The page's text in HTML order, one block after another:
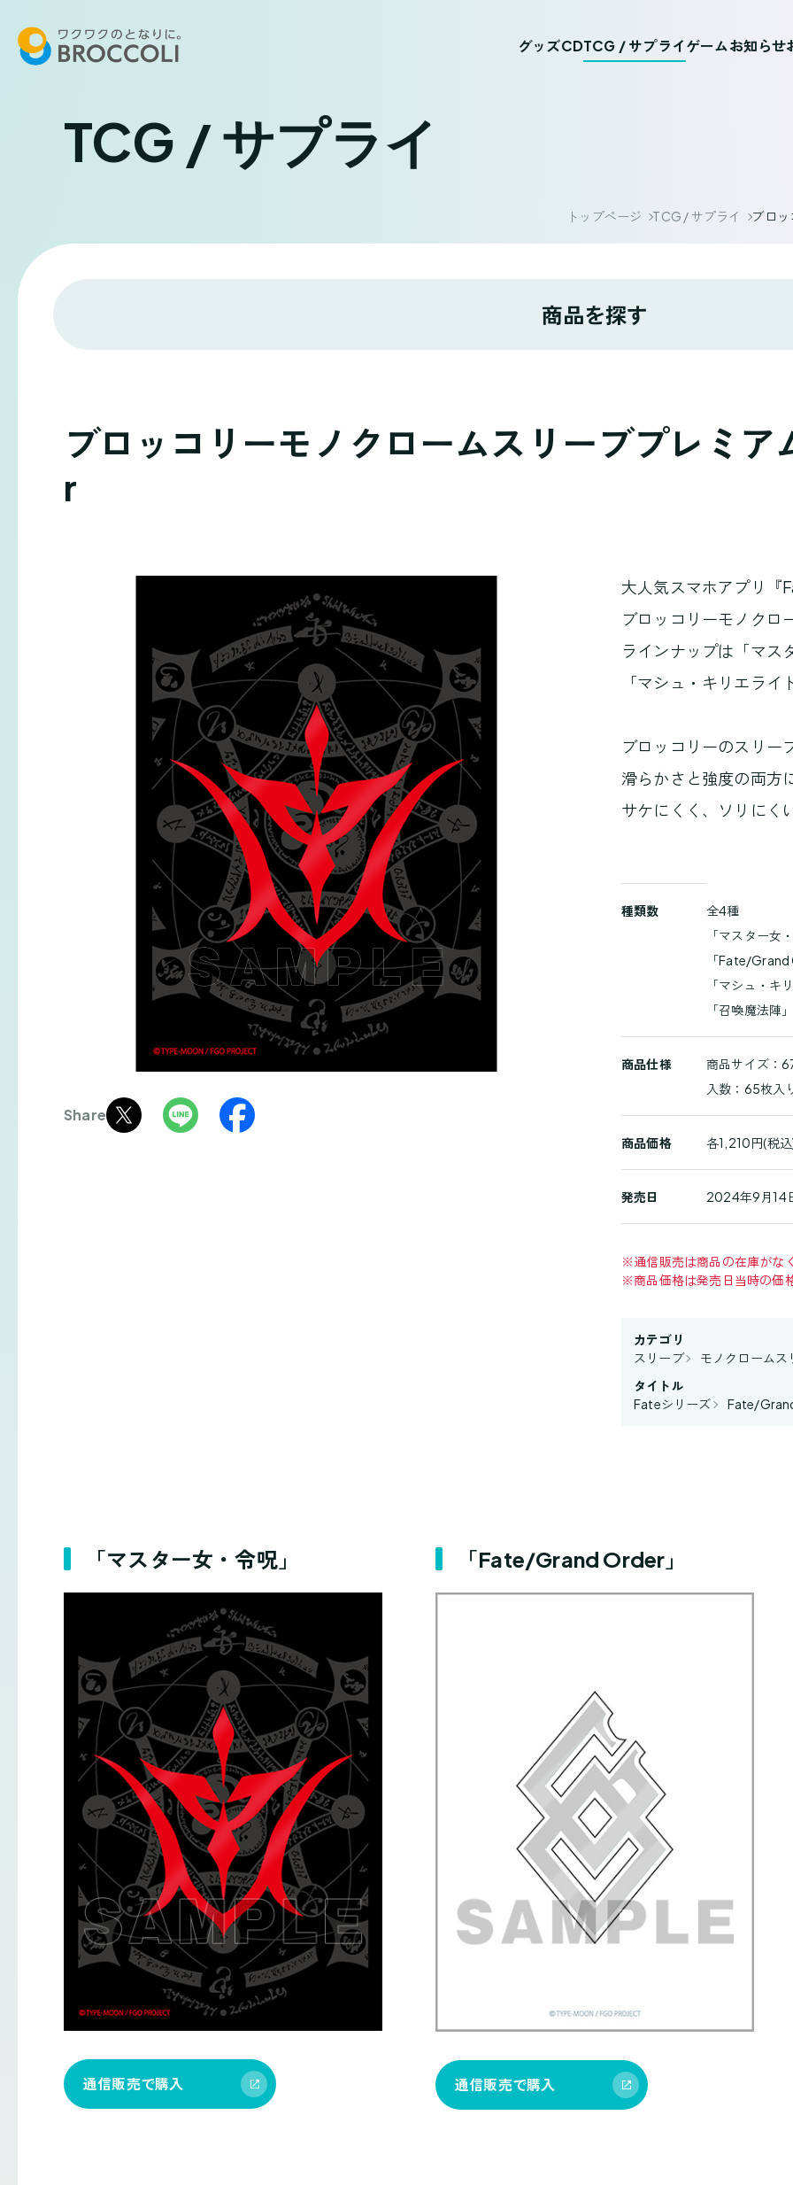
グッズCDTCG / サプライゲームお知らせ
TCG / サプライ
トップページ TCG / サプライ ブロ
商品を探す
ブロッコリーモノクロームスリーブプレミ
r
Share
大人気スマホアプリ
ブロッコリーモノクロ
ラインナップは「マ
「マシュ・キリエラ
ブロッコリーのスリー
滑らかさと強度の両方
サケにくく、ソリにく
種類数
全4種
「マスター女
「Fate/
「マシュ・キ
「召喚魔法陣
商品仕様
商品サイズ：
入数：65枚入
商品価格 各1,210円(税
発売日 2024年9月14
※通信販売は商品の在庫がな
※商品価格は発売日当時の価
カテゴリ
スリーブ
モノクロームス
タイトル
Fateシリーズ
Fate/
「マスター女・令呪」
通信販売で購入
「Fate/Grand Order」
通信販売で購入